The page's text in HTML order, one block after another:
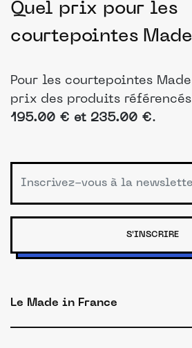
Quel prix pour les
courtepointes
Pour les courtepointes
prix des produits
195.00 € et 235.00 €.
S'INSCRIRE
Le Made in France